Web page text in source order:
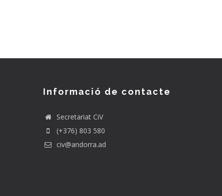
Informació de contacte
Secretariat CiV
(+376) 803 580
civ@andorra.ad